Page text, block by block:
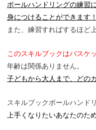
ボールハンドリングの練習
身につけることができます！
また、練習すればするほど
このスキルブックはバスケ
年齢は関係ありません。
子どもから大人まで、どの
スキルブックボールハンド
上手くなりたいあなたのた